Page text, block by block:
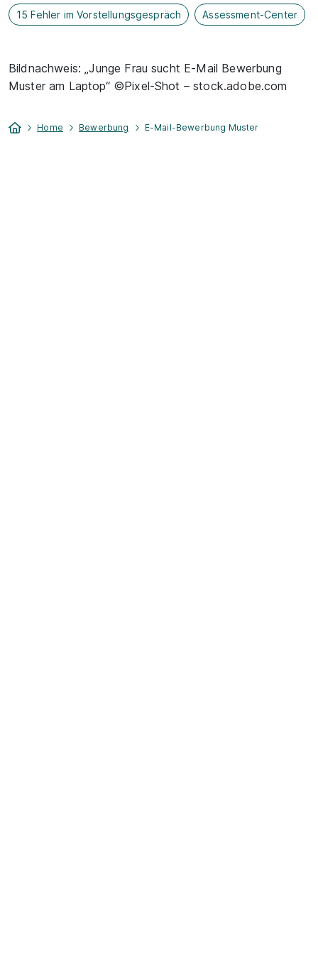
15 Fehler im Vorstellungsgespräch Assessment-Center
Bildnachweis: „Junge Frau sucht E-Mail Bewerbung
Muster am Laptop“ ©Pixel-Shot – stock.adobe.com
Home Bewerbung E-Mail-Bewerbung Muster